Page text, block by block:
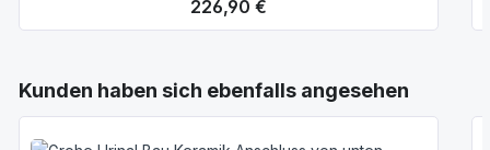
Regulärer Preis:
226,90 €
Produktgalerie überspringen
Kunden haben sich ebenfalls angesehen